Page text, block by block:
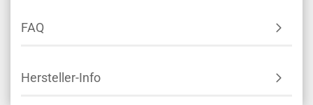
FAQ
Hersteller-Info